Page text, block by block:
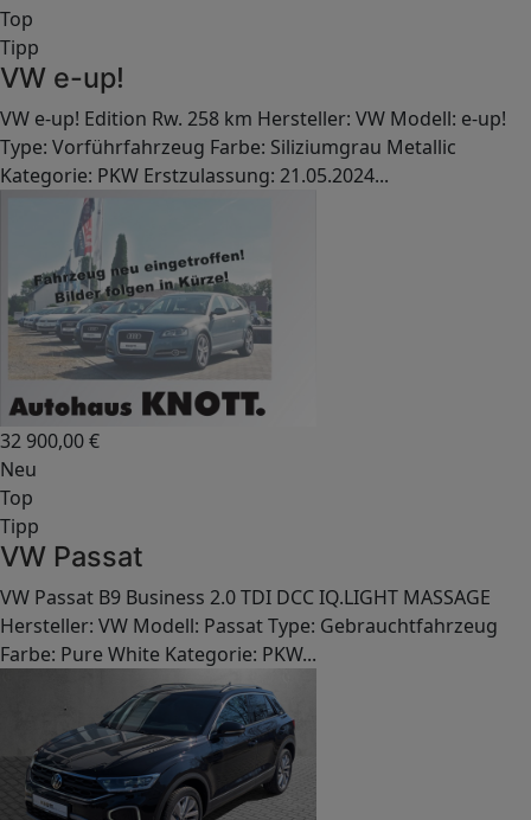
Top
Tipp
VW e-up!
VW e-up! Edition Rw. 258 km Hersteller: VW Modell: e-up!
Type: Vorführfahrzeug Farbe: Siliziumgrau Metallic
Kategorie: PKW Erstzulassung: 21.05.2024...
32 900,00€
Neu
Top
Tipp
VW Passat
VW Passat B9 Business 2.0 TDI DCC IQ.LIGHT MASSAGE
Hersteller: VW Modell: Passat Type: Gebrauchtfahrzeug
Farbe: Pure White Kategorie: PKW...